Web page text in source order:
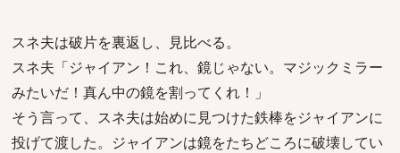
スネ夫は破片を裏返し、見比べる。
スネ夫「ジャイアン！これ、鏡じゃない。マジックミラー
みたいだ！真ん中の鏡を割ってくれ！」
そう言って、スネ夫は始めに見つけた鉄棒をジャイアンに
投げて渡した。ジャイアンは鏡をたちどころに破壊してい